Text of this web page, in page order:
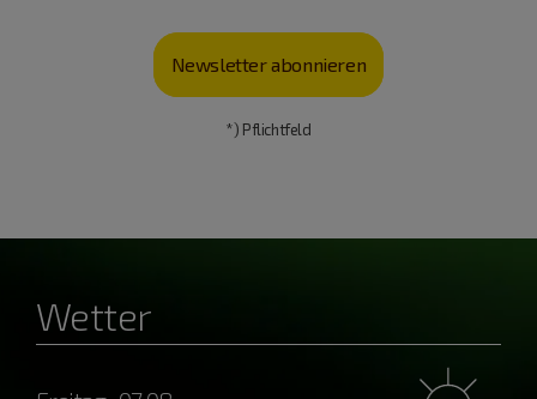
Newsletter abonnieren
*) Pflichtfeld
Wetter